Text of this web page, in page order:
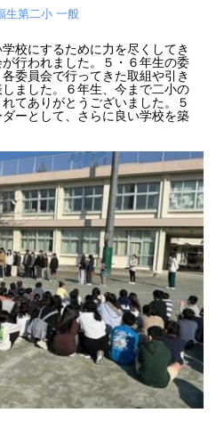
生第二小 一般
校にするために力を尽くしてき
行われました。５・６年生の委
委員会で行ってきた取組や引き
ました。６年生、今まで二小の
てありがとうございました。５
ーとして、さらに良い学校を築